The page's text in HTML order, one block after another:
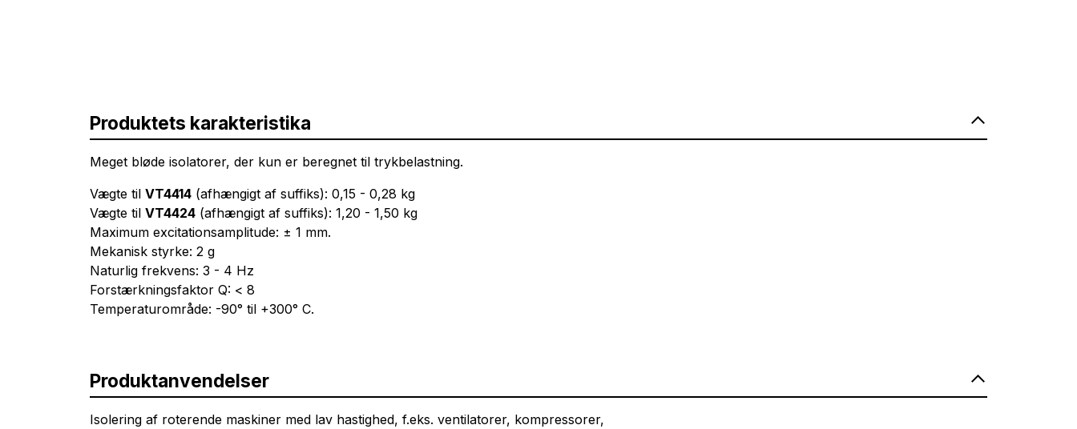
Produktets karakteristika
Meget bløde isolatorer, der kun er beregnet til trykbelastning.
Vægte til VT4414 (afhængigt af suffiks): 0,15 - 0,28 kg
Vægte til VT4424 (afhængigt af suffiks): 1,20 - 1,50 kg
Maximum excitationsamplitude: ± 1 mm.
Mekanisk styrke: 2 g
Naturlig frekvens: 3 - 4 Hz
Forstærkningsfaktor Q: < 8
Temperaturområde: -90° til +300° C.
Produktanvendelser
Isolering af roterende maskiner med lav hastighed, f.eks. ventilatorer, kompressorer,